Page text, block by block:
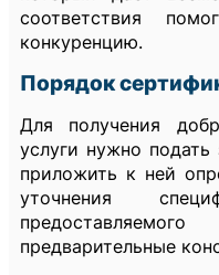
соответствия
конкуренцию.
Порядок
Для получения
услуги нужно
приложить к ней
уточнения
предварительные